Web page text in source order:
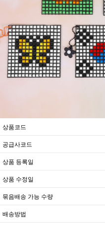
상품코드
공급사코드
상품 등록일
상품 수정일
묶음배송 가능 수량
배송방법